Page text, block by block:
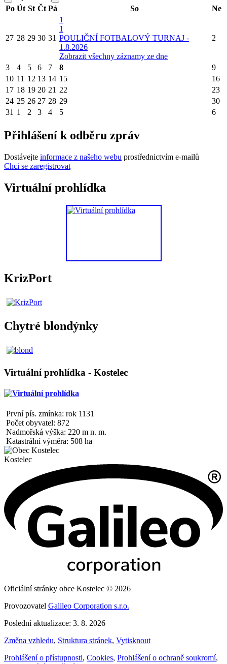
Po Út St Čt Pá So Ne
27 28 29 30 31
1
1
POULIČNÍ FOTBALOVÝ TURNAJ -
1.8.2026
Zobrazit všechny záznamy ze dne
2
3 4 5 6 7 8
9
10 11 12 13 14 15
16
17 18 19 20 21 22
23
24 25 26 27 28 29
30
31 1 2 3 4 5 6
Přihlášení k odběru zpráv
Dostávejte informace z našeho webu prostřednictvím e-mailů
Chci se zaregistrovat
Virtuální prohlídka
KrizPort
Chytré blondýnky
Virtuální prohlídka - Kostelec
První pís. zmínka: rok 1131
Počet obyvatel: 872
Nadmořská výška: 220 m n. m.
Katastrální výměra: 508 ha
Kostelec
Oficiální stránky obce Kostelec © 2026
Provozovatel Galileo Corporation s.r.o.
Poslední aktualizace: 3. 8. 2026
Změna vzhledu, Struktura stránek, Vytisknout
Prohlášení o přístupnosti, Cookies, Prohlášení o ochraně soukromí,